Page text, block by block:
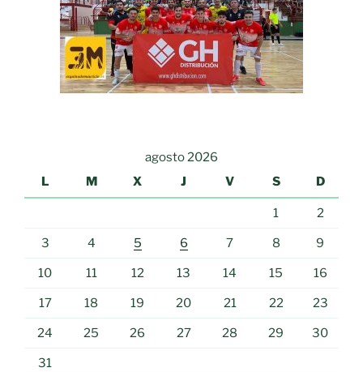
agosto 2026
L
M X J V S D
1 2
3 4 5 6 7 8 9
10 11 12 13 14 15 16
17 18 19 20 21 22 23
24 25 26 27 28 29 30
31